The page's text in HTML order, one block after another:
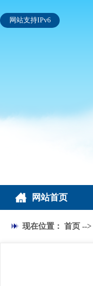
网站支持IPv6
网站首页
现在位置： 首页 -->